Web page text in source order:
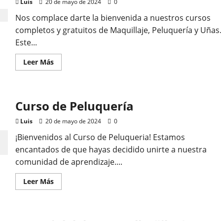
del Curso
y Uñas
Luis 20 de mayo de 2024 0
Nos complace darte la bienvenida a nuestros cursos
completos y gratuitos de Maquillaje, Peluquería y Uñas.
Este...
Leer MásLeer
más
Curso
Peluquería,
Maquillaje
y
Curso de Peluquería
Luis 20 de mayo de 2024 0
¡Bienvenidos al Curso de Peluqueria! Estamos
encantados de que hayas decidido unirte a nuestra
comunidad de aprendizaje....
Leer MásLeer
más